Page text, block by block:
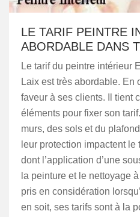
LE TARIF PEINTRE
ABORDABLE DANS
Le tarif du peintre intérieur
Laix est très abordable. En
faveur à ses clients. Il tient
éléments pour fixer son
murs, des sols et du
leur protection impactent le
dont l’application d’une
la peinture et le nettoyage
pris en considération
en soit, ses tarifs sont à la